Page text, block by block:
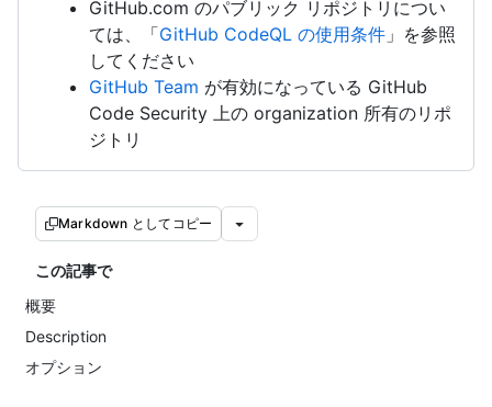
GitHub.com のパブリック リポジトリについ
ては、「GitHub CodeQL の使用条件 」を参照
してください
GitHub Team が有効になっている GitHub
Code Security 上の organization 所有のリポ
ジトリ
Markdown としてコピー
この記事で
概要
Description
オプション